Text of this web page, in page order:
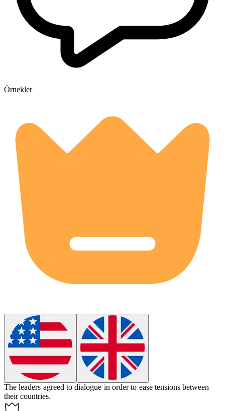
Örnekler
The leaders agreed todialogue in order to ease tensions between
their countries.